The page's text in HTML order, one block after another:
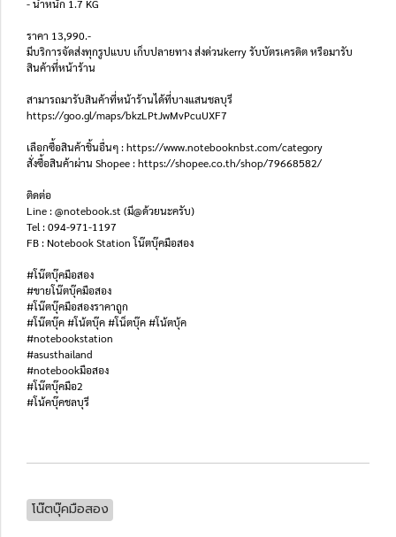
- น้ำหนัก 1.7 KG
ราคา 13,990.-
มีบริการจัดส่งทุกรูปแบบ เก็บปลายทาง ส่งด่วนkerry รับบัตรเครดิต หรือมารับ
สินค้าที่หน้าร้าน
สามารถมารับสินค้าที่หน้าร้านได้ที่บางแสนชลบุรี
https://goo.gl/maps/bkzLPtJwMvPcuUXF7
เลือกซื้อสินค้าชิ้นอื่นๆ : https://www.notebooknbst.com/category
สั่งซื้อสินค้าผ่าน Shopee : https://shopee.co.th/shop/79668582/
ติดต่อ
Line : @notebook.st (มี@ด้วยนะครับ)
Tel : 094-971-1197
FB : Notebook Station โน๊ตบุ๊คมือสอง
#โน๊ตบุ๊คมือสอง
#ขายโน๊ตบุ๊คมือสอง
#โน๊ตบุ๊คมือสองราคาถูก
#โน๊ตบุ๊ค #โน้ตบุ๊ค #โน็ตบุ๊ค #โน้ตบุ้ค
#notebookstation
#asusthailand
#notebookมือสอง
#โน๊ตบุ๊คมือ2
#โน้คบุ๊คชลบุรี
โน๊ตบุ๊คมือสอง